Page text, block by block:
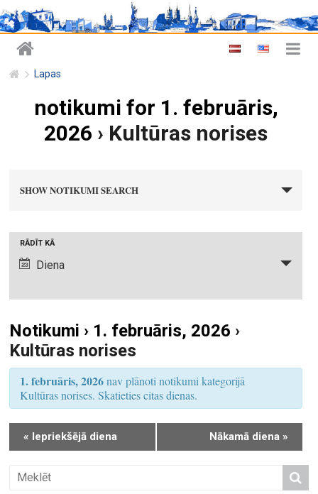
Lapas
notikumi for 1. februāris,
2026 › Kultūras norises
i
S
e
a
c
h
a
d
SHOW NOTIKUMI SEARCH
i
u
m
s
i
e
N
RĀDĪT KĀ
Diena
Notikumi › 1. februāris, 2026 ›
Kultūras norises
1. februāris, 2026nav plānoti notikumi kategorijā
Kultūras norises. Skatieties citas dienas.
« Iepriekšējā diena Nākamā diena »